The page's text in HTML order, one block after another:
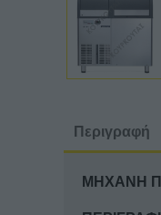
Περιγραφή
ΜΗΧΑΝΗ